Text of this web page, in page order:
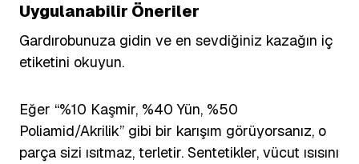
Uygulanabilir Öneriler
Gardırobunuza gidin ve en sevdiğiniz kazağın iç
etiketini okuyun.
Eğer “%10 Kaşmir, %40 Yün, %50
Poliamid/Akrilik” gibi bir karışım görüyorsanız, o
parça sizi ısıtmaz, terletir. Sentetikler, vücut ısısını